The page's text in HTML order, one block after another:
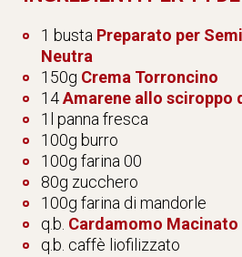
1 busta Preparato per
Neutra
150g Crema Torroncino
14Amarene allo sciroppo
1l panna fresca
100g burro
100g farina 00
80g zucchero
100g farina di mandorle
q.b. Cardamomo Macinato
q.b. caffè liofilizzato